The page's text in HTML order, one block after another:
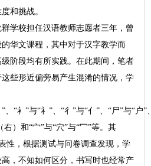
和挑战。
学校担任汉语教师志愿者三年，曾
华文课程，其中对于汉字教学而
阶段均有所实践。在此期间，笔者
些形近偏旁易产生混淆的情况，学
、“衤”与“礻”、“彳”与“亻”、“尸”与“户
右）和“宀”与“穴”与“冖”等。其
性，根据测试与问卷调查发现，学
，不知如何区分，书写时也经常产